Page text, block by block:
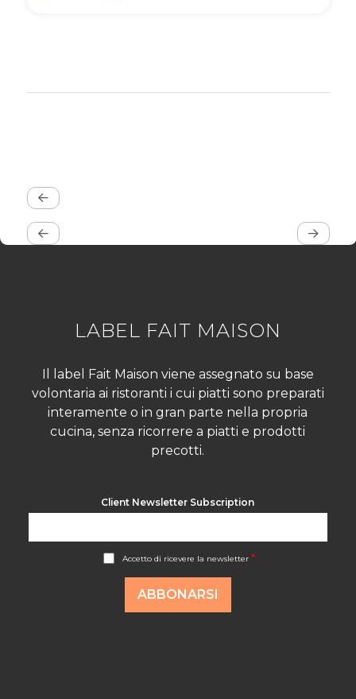
LABEL FAIT MAISON
Il label Fait Maison viene assegnato su base
volontaria ai ristoranti i cui piatti sono preparati
interamente o in gran parte nella propria
cucina, senza ricorrere a piatti e prodotti
precotti.
Client Newsletter Subscription
Accetto di ricevere la newsletter *
ABBONARSI